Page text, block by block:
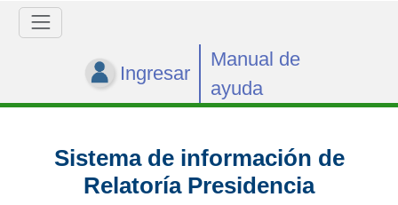
Ingresar
Manual de
ayuda
Sistema de información de
Relatoría Presidencia